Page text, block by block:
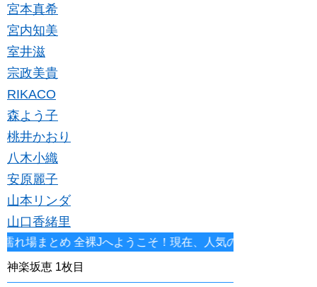
宮本真希
宮内知美
室井滋
宗政美貴
RIKACO
森よう子
桃井かおり
八木小織
安原麗子
山本リンダ
山口香緒里
全裸Jへようこそ！現在、人気の女優、アイドル、タレン
神楽坂恵 1枚目